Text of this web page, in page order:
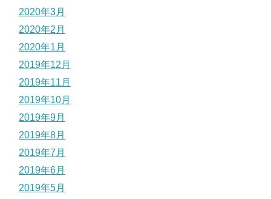
2020年3月
2020年2月
2020年1月
2019年12月
2019年11月
2019年10月
2019年9月
2019年8月
2019年7月
2019年6月
2019年5月